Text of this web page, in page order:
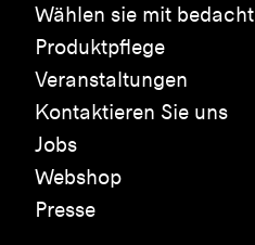
Wählen sie mit bedacht
Produktpflege
Veranstaltungen
Kontaktieren Sie uns
Jobs
Webshop
Presse